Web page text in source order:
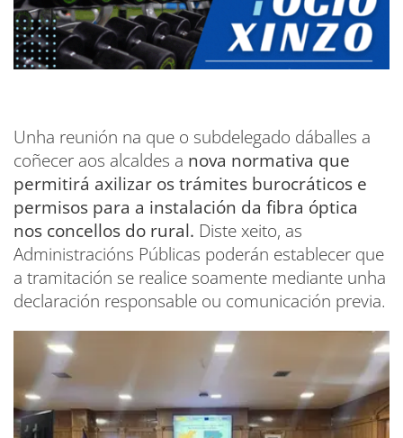
Unha reunión na que o subdelegado dáballes a
coñecer aos alcaldes a nova normativa que
permitirá axilizar os trámites burocráticos e
permisos para a instalación da fibra óptica
nos concellos do rural. Diste xeito, as
Administracións Públicas poderán establecer que
a tramitación se realice soamente mediante unha
declaración responsable ou comunicación previa.